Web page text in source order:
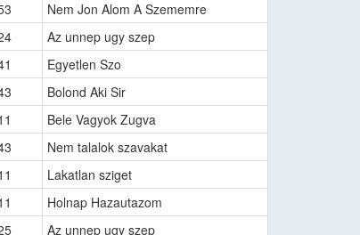
Nem Jon Alom A Szememre
Az unnep ugy szep
Egyetlen Szo
Bolond Aki Sir
Bele Vagyok Zugva
Nem talalok szavakat
Lakatlan sziget
Holnap Hazautazom
Az unnep ugy szep